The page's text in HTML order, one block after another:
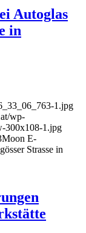
Autoglas
in
1.jpg
wp-
300x108-1.jpg
Moon E-
Strasse in